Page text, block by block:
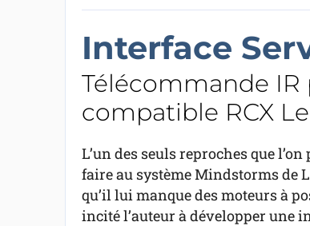
Interface
Télécommande
compatible RCX
L’un des seuls reproches que l’on
faire au système Mindstorms de
qu’il lui manque des moteurs à
incité l’auteur à développer une